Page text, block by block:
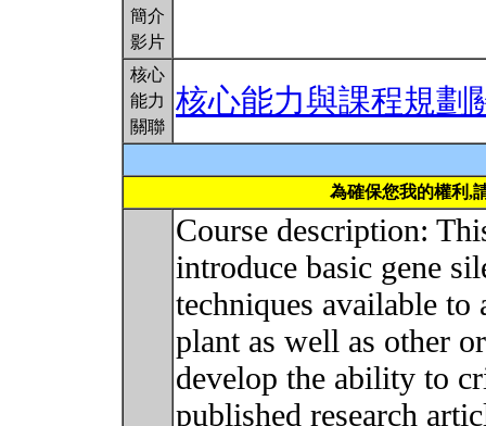
簡介
影片
核心
能力
關聯
核心能力與課程規劃
為確保您我的權利,
Course description:
introduce basic gene
techniques available to
plant as well as other
develop the ability to
published research